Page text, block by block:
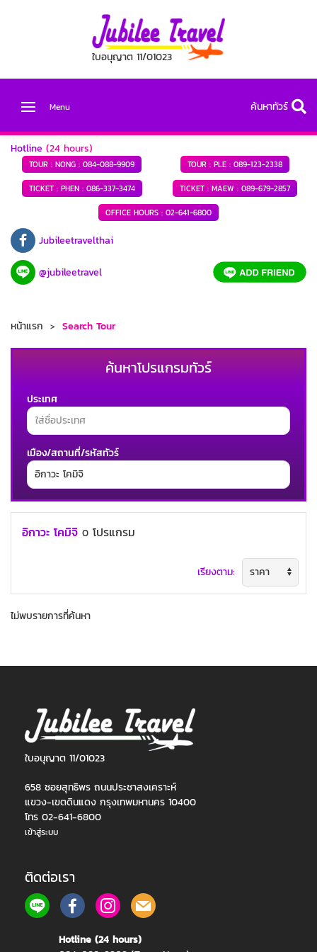
ใบอนุญาต 11/01023
Menu ค้นหาทัวร์
Hotline (24 hours)
TOUR : NONG : 084-088-9909 TOUR : PLE : 089-123-2338
TICKET : PHEN :086-337-3474 TICKET : MAEW : 089-679-2857
OFFICE HOURS : 02-641-6800
Jubileetravelthai
@jubileetravel
หน้าแรก Search Tour
ค้นหาโปรแกรมทัวร์
ประเทศ
เมือง/สถานที่/รหัสทัวร์
อิกาวะ โคมิจิ 0 โปรแกรม
เรียงตาม:
ไม่พบรายการที่ค้นหา
ใบอนุญาต 11/01023
658 ซอยสุทธิพร ถนนประชาสงเคราะห์
แขวง-เขตดินแดง กรุงเทพมหานคร 10400
โทร 02-641-6800
เข้าสู่ระบบ
ติดต่อเรา
Hotline (24 hours)